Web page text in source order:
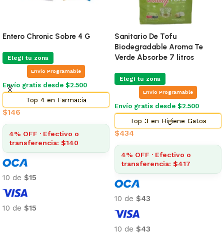
Entero Chronic Sobre 4 G
Elegí tu zona
Envio Programable
Envío gratis desde $2.500
Top 4 en Farmacia
$146
4% OFF · Efectivo o
transferencia: $140
10 de $15
10 de $15
Sanitario De Tofu
Biodegradable Aroma Te
Verde Absorbe 7 litros
Elegí tu zona
Envio Programable
Envío gratis desde $2.500
Top 3 en Higiene Gatos
$434
4% OFF · Efectivo o
transferencia: $417
10 de $43
10 de $43